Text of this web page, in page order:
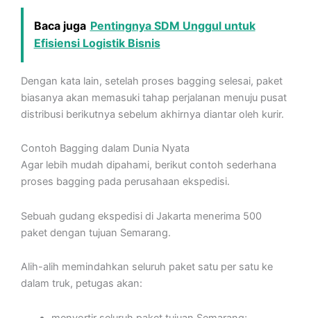
Baca juga Pentingnya SDM Unggul untuk
Efisiensi Logistik Bisnis
Dengan kata lain, setelah proses bagging selesai, paket
biasanya akan memasuki tahap perjalanan menuju pusat
distribusi berikutnya sebelum akhirnya diantar oleh kurir.
Contoh Bagging dalam Dunia Nyata
Agar lebih mudah dipahami, berikut contoh sederhana
proses bagging pada perusahaan ekspedisi.
Sebuah gudang ekspedisi di Jakarta menerima 500
paket dengan tujuan Semarang.
Alih-alih memindahkan seluruh paket satu per satu ke
dalam truk, petugas akan: